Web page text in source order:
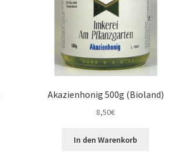
Akazienhonig 500g (Bioland)
8,50€
In den Warenkorb